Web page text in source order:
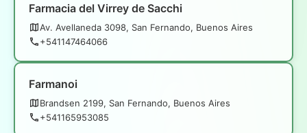
Farmacia del Virrey de Sacchi
Av. Avellaneda 3098, San Fernando, Buenos Aires
+541147464066
Farmanoi
Brandsen 2199, San Fernando, Buenos Aires
+541165953085